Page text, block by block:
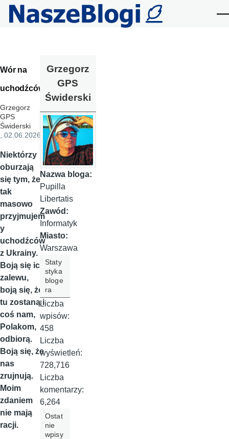
Przejdź do treści
Wór na
uchodźców
Grzegorz
GPS
Świderski
, 02.06.2026
Niektórzy
oburzają
się tym, że
tak
masowo
przyjmujem
y
uchodźców
z Ukrainy.
Boją się ich
zalewu,
boją się, że
tu zostaną i
coś nam,
Polakom,
odbiorą.
Boją się, że
nas
zrujnują.
Moim
zdaniem
nie mają
racji.
Grzegorz
GPS
Świderski
Nazwa bloga:
Pupilla
Libertatis
Zawód:
Informatyk
Miasto:
Warszawa
Staty
styka
bloge
ra
Liczba
wpisów:
458
Liczba
wyświetleń:
728,716
Liczba
komentarzy:
6,264
Ostat
nie
wpisy